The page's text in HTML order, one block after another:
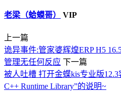
老梁（蛤蟆哥） VIP
上一篇
诡异事件:管家婆辉煌ERP H5
管理无任何反应 下一篇
被人吐槽 打开金蝶kis专业版12.3
C++ Runtime Library”的说明~